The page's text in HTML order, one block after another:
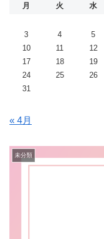
月 火 水
3
4 5
10
11 12
17
18 19
24
25 26
31
« 4月
未分類